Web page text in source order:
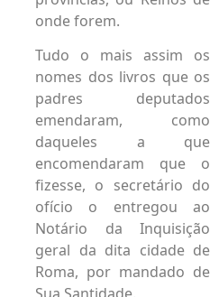
onde forem.
Tudo o mais assim os
nomes dos livros que os
padres deputados
emendaram, como
daqueles a que
encomendaram que o
fizesse, o secretário do
ofício o entregou ao
Notário da Inquisição
geral da dita cidade de
Roma, por mandado de